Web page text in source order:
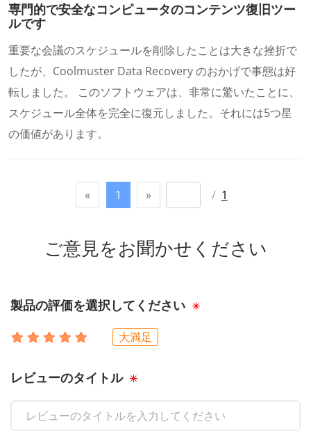
専門的で安全なコンピュータのコンテンツ復旧ツー
ルです
重要な会議のスケジュールを削除したことは大きな挫折で
したが、Coolmuster Data Recovery のおかげで事態は好
転しました。 このソフトウェアは、非常に驚​​いたことに、
スケジュール全体を完全に復元しました。それには5つ星
の価値があります。
« 1 » / 1
ご意見をお聞かせください
製品の評価を選択してください
大満足
レビューのタイトル